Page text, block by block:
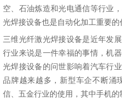
空、石油炼造和光电通信等行业
光焊接设备也是自动化加工重要的
三维光纤激光焊接设备是近年发
行业来说是一件幸福的事情，机
光焊接设备的问世影响着汽车行
品牌越来越多，新型车企不断涌
信、五金行业的使用，其中手机的